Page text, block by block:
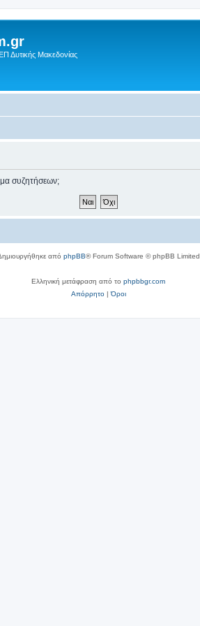
Δυτικής Μακεδονίας
συζητήσεων;
από phpBB® Forum Software © phpBB Limited
Ελληνική μετάφραση από το phpbbgr.com
Απόρρητο|Όροι